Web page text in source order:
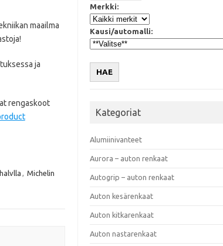
maailma
ja
rengaskoot
, Michelin
Merkki:
Kausi/automalli:
HAE
Kategoriat
Alumiinivanteet
Aurora – auton renkaat
Autogrip – auton renkaat
Auton kesärenkaat
Auton kitkarenkaat
Auton nastarenkaat